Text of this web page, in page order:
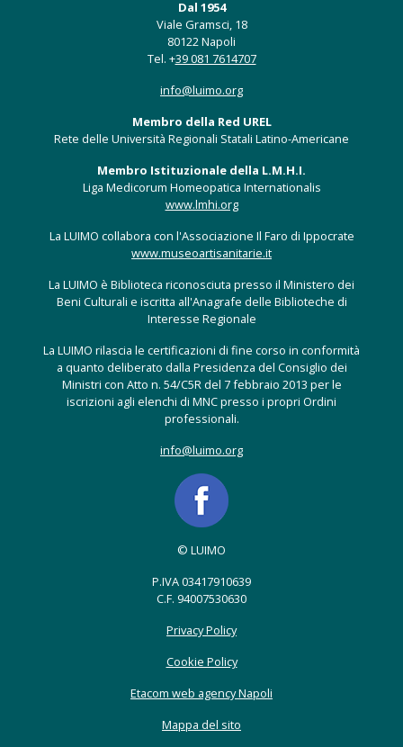
Dal 1954
Viale Gramsci, 18
80122 Napoli
Tel. +39 081 7614707
info@luimo.org
Membro della Red UREL
Rete delle Università Regionali Statali Latino-Americane
Membro Istituzionale della L.M.H.I.
Liga Medicorum Homeopatica Internationalis
www.lmhi.org
La LUIMO collabora con l'Associazione Il Faro di Ippocrate
www.museoartisanitarie.it
La LUIMO è Biblioteca riconosciuta presso il Ministero dei
Beni Culturali e iscritta all'Anagrafe delle Biblioteche di
Interesse Regionale
La LUIMO rilascia le certificazioni di fine corso in conformità
a quanto deliberato dalla Presidenza del Consiglio dei
Ministri con Atto n. 54/C5R del 7 febbraio 2013 per le
iscrizioni agli elenchi di MNC presso i propri Ordini
professionali.
info@luimo.org
© LUIMO
P.IVA 03417910639
C.F. 94007530630
Privacy Policy
Cookie Policy
Etacom web agency Napoli
Mappa del sito